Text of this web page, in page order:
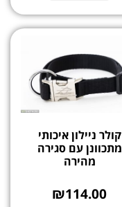
קולר ניילון איכותי
מתכוונן עם סגירה
מהירה
₪114.00